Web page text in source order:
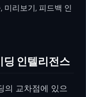
미리보기, 피드백 인
딩 인텔리전스
의 교차점에 있으